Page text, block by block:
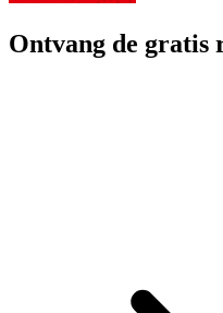
Ontvang de gratis